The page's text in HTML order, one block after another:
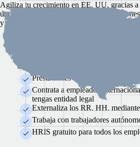
Agiliza tu crecimiento en EE. UU. gracias a
uno para la gestión de nóminas,
y personal.
Puntualidad: nóminas precisas y
Prestaciones flexibles y
Contrata a empleados
tengas entidad legal
Externaliza los RR. HH.
Trabaja con trabajadores
HRIS gratuito para todos los